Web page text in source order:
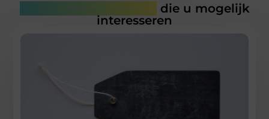
die u mogelijk
interesseren